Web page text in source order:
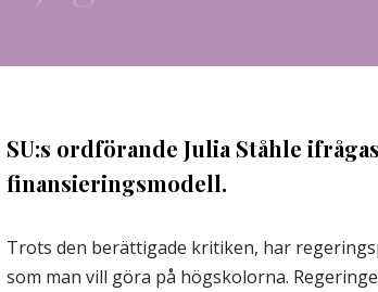
SU:s ordförande Julia Ståhle
finansieringsmodell.
Trots den berättigade kritiken, har
som man vill göra på högskolorna.